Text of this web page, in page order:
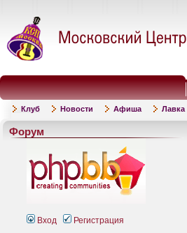
Клуб Новости Афиша Лавка
Форум
Вход Регистрация